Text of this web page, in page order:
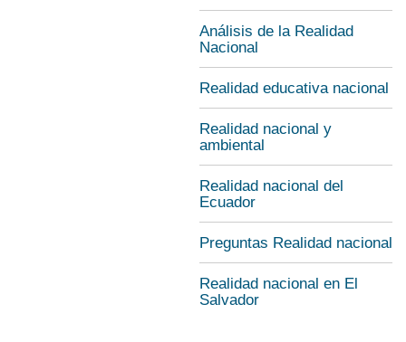
Análisis de la Realidad
Nacional
Realidad educativa nacional
Realidad nacional y
ambiental
Realidad nacional del
Ecuador
Preguntas Realidad nacional
Realidad nacional en El
Salvador